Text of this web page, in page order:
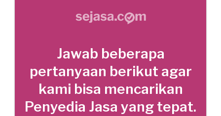
Jawab beberapa
pertanyaan berikut agar
kami bisa mencarikan
Penyedia Jasa yang tepat.